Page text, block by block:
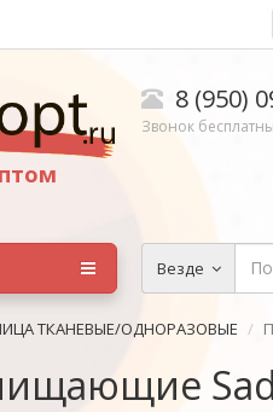
8 (950)
Звонок
Везде
ТКАНЕВЫЕ/ОДНОРАЗОВЫЕ